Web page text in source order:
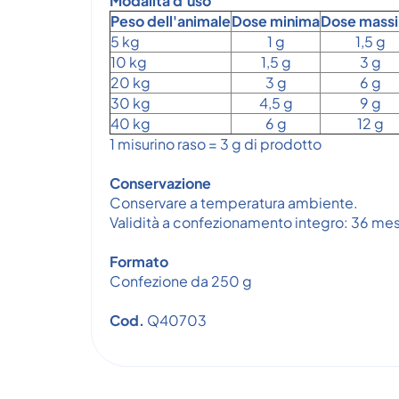
Peso dell'animaleDose minimaDose
5 kg
1 g
1,5 g
10 kg
1,5 g
3 g
20 kg
3 g
6 g
30 kg
4,5 g
9 g
40 kg
6 g
12 g
1 misurino raso = 3 g di prodotto
Conservazione
Conservare a temperatura ambiente.
Validità a confezionamento integro: 36
Formato
Confezione da 250 g
Cod. Q40703